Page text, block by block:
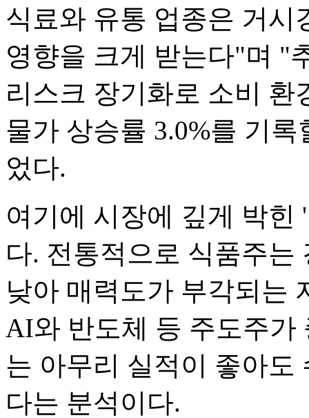
식료와 유통 업종은 거시
영향을 크게 받는다"며 "
리스크 장기화로 소비 환
물가 상승률 3.0%를 기
었다.
여기에 시장에 깊게 박힌
다. 전통적으로 식품주는
낮아 매력도가 부각되는
AI와 반도체 등 주도주가
는 아무리 실적이 좋아도
다는 분석이다.